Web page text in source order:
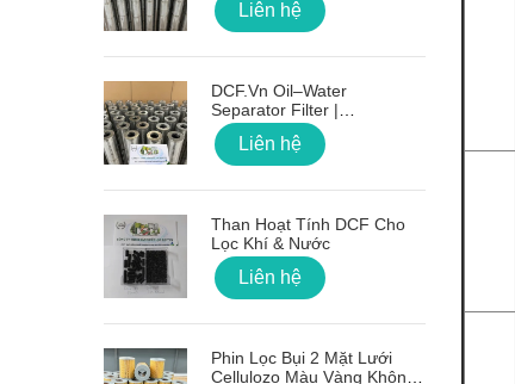
Liên hệ
DCF.vn Oil–Water
Separator Filter |
PTFE/Teflon‑Coated
Stainless Steel
Liên hệ
Than Hoạt Tính DCF Cho
Lọc Khí & Nước
Liên hệ
Phin Lọc Bụi 2 Mặt Lưới
Cellulozo Màu Vàng Không